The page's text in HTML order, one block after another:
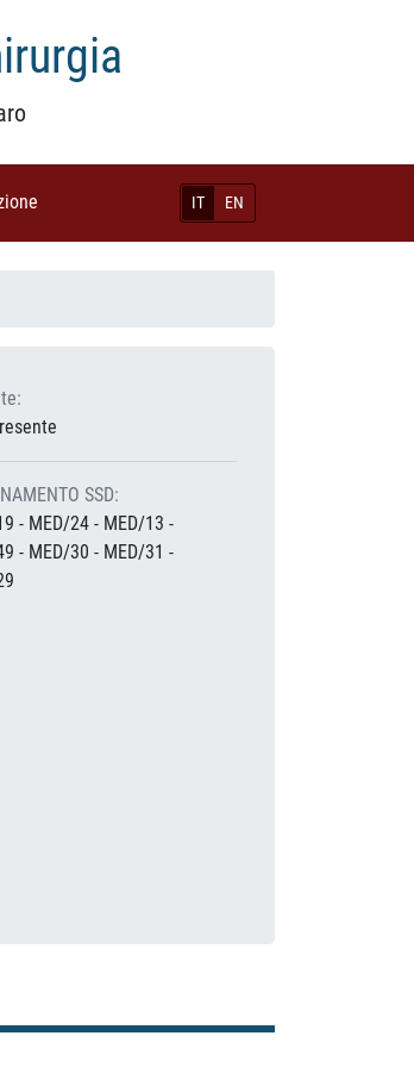
IT EN
SSD:
- MED/24 - MED/13 -
- MED/30 - MED/31 -